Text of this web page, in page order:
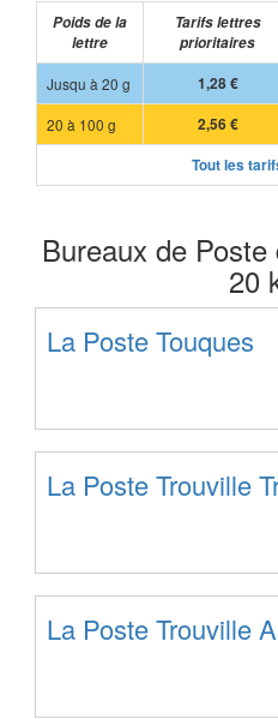
Poids de la
lettre
Tarifs lettres
prioritaires
Jusqu à 20 g
1,28 €
20 à 100 g
2,56 €
Tout les
Bureaux de
20
La Poste Touques
La Poste Trouville
La Poste Trouville A